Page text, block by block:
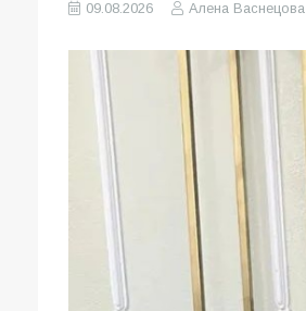
09.08.2026 Алена Васнецова